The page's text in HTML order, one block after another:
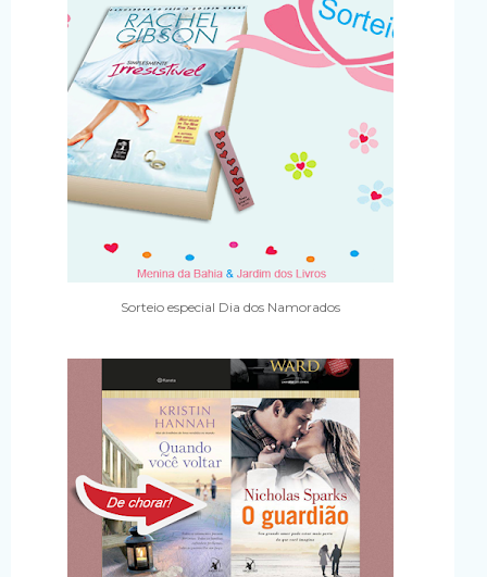
Sorteio especial Dia dos Namorados